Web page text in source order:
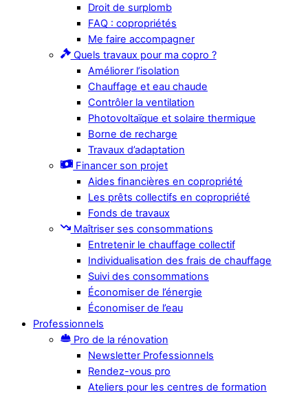
Droit de surplomb
FAQ : copropriétés
Me faire accompagner
Quels travaux pour ma copro ?
Améliorer l’isolation
Chauffage et eau chaude
Contrôler la ventilation
Photovoltaïque et solaire thermique
Borne de recharge
Travaux d’adaptation
Financer son projet
Aides financières en copropriété
Les prêts collectifs en copropriété
Fonds de travaux
Maîtriser ses consommations
Entretenir le chauffage collectif
Individualisation des frais de chauffage
Suivi des consommations
Économiser de l’énergie
Économiser de l’eau
Professionnels
Pro de la rénovation
Newsletter Professionnels
Rendez-vous pro
Ateliers pour les centres de formation